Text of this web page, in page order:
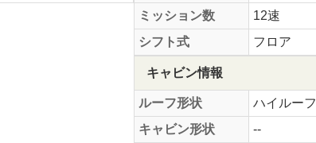
ミッション数
12速
シフト式
フロア
キャビン情報
ルーフ形状
ハイルーフ
キャビン形状
--